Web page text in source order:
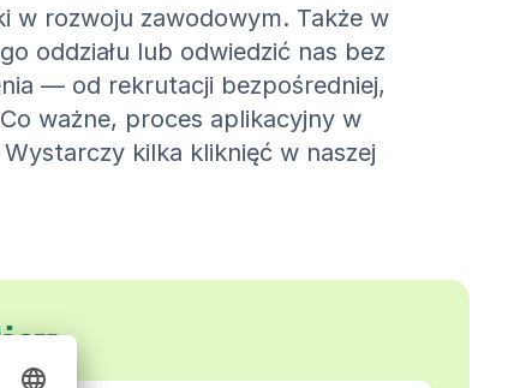
w rozwoju zawodowym. Także w
oddziału lub odwiedzić nas bez
— od rekrutacji bezpośredniej,
ważne, proces aplikacyjny w
kilka kliknięć w naszej